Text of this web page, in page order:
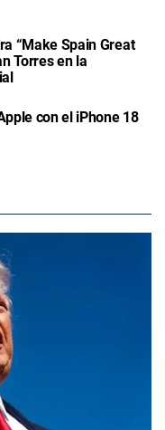
“Make Spain Great
Torres en la
con el iPhone 18